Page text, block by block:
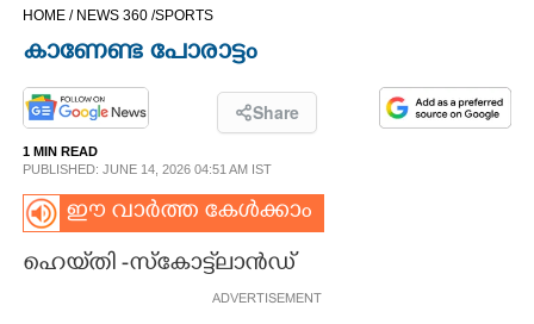
CINEMA
OPINION
PHOTOS
LIFESTYLE
HOME / NEWS 360 /SPORTS
കാണേണ്ട പോരാട്ടം
Share
1 MIN READ
PUBLISHED: JUNE 14, 2026 04:51 AM IST
ഈ വാർത്ത കേൾക്കാം
ഹെയ്‌തി -സ്കോട്ട്‌ലാൻഡ്
ADVERTISEMENT